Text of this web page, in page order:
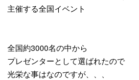
主催する全国イベント
全国約3000名の中から
プレゼンターとして選ばれたので
光栄な事はなのですが、、、